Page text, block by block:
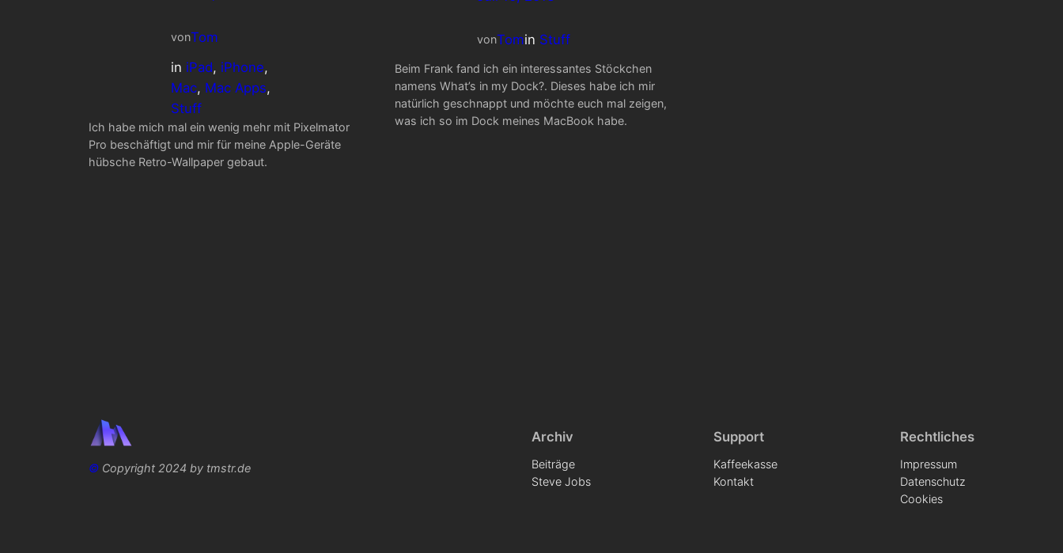
vonTom
in iPad, iPhone
Mac, Mac Apps
Stuff
Ich habe mich mal ein wenig mehr mit Pixelmator
Pro beschäftigt und mir für meine Apple-Geräte
hübsche Retro-Wallpaper gebaut.
vonTomin Stuff
Beim Frank fand ich ein interessantes Stöckchen
namens What’s in my Dock?. Dieses habe ich mir
natürlich geschnappt und möchte euch mal zeigen,
was ich so im Dock meines MacBook habe.
© Copyright 2024 by tmstr.de
Archiv
Beiträge
Steve Jobs
Support
Kaffeekasse
Kontakt
Rechtliches
Impressum
Datenschutz
Cookies